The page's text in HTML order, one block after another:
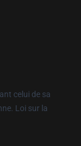
celui de sa
Loi sur la